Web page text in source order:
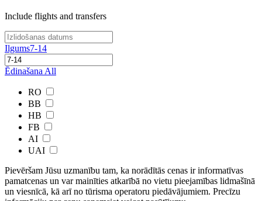
Include flights and transfers
Ilgums7-14
Ēdinašana All
RO
BB
HB
FB
AI
UAI
Pievēršam Jūsu uzmanību tam, ka norādītās cenas ir ​informatīvas ​
pamatcenas un var mainīties atkarībā ​no ​vietu pieejamības lidmašīnā
un viesnīcā, kā arī no tūrisma operatoru piedāvājumiem. Precīzu